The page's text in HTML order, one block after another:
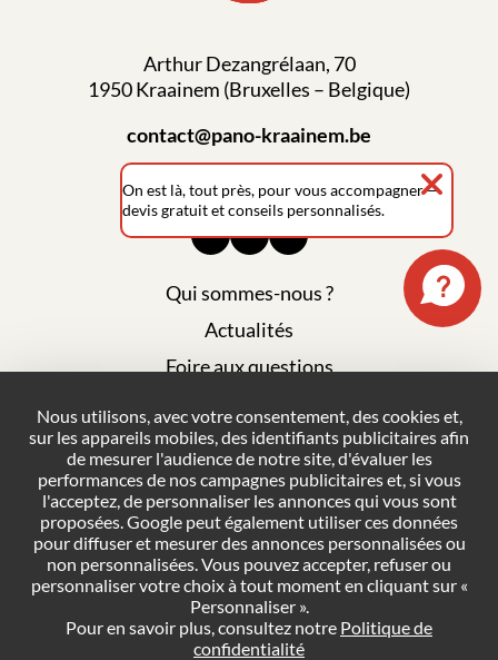
Arthur Dezangrélaan, 70
1950 Kraainem (Bruxelles – Belgique)
contact@pano-kraainem.be
02 411 99 36
Qui sommes-nous ?
Actualités
Foire aux questions
Plan du site
Politique de confidentialité
Conditions générales de vente
Gestion des cookies
NOUS CONTACTER
On est là, tout près, pour vous accompagner —
devis gratuit et conseils personnalisés.
Nous utilisons, avec votre consentement, des cookies et,
sur les appareils mobiles, des identifiants publicitaires afin
de mesurer l'audience de notre site, d'évaluer les
performances de nos campagnes publicitaires et, si vous
l'acceptez, de personnaliser les annonces qui vous sont
proposées. Google peut également utiliser ces données
pour diffuser et mesurer des annonces personnalisées ou
non personnalisées. Vous pouvez accepter, refuser ou
personnaliser votre choix à tout moment en cliquant sur «
Personnaliser ».
Pour en savoir plus, consultez notre Politique de
confidentialité